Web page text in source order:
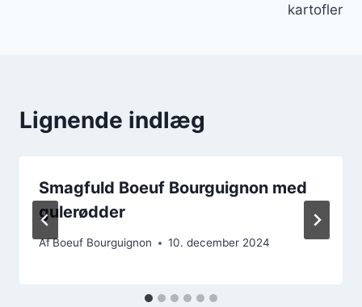
kartofler
Lignende indlæg
Smagfuld Boeuf Bourguignon med
gulerødder
AfBoeuf Bourguignon 10. december 2024